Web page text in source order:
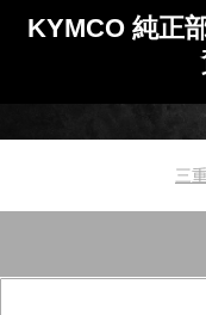
KYMCO 純正
三